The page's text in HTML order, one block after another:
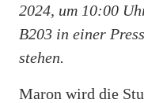
2024, um 10:00
B203 in einer
stehen.
Maron wird die